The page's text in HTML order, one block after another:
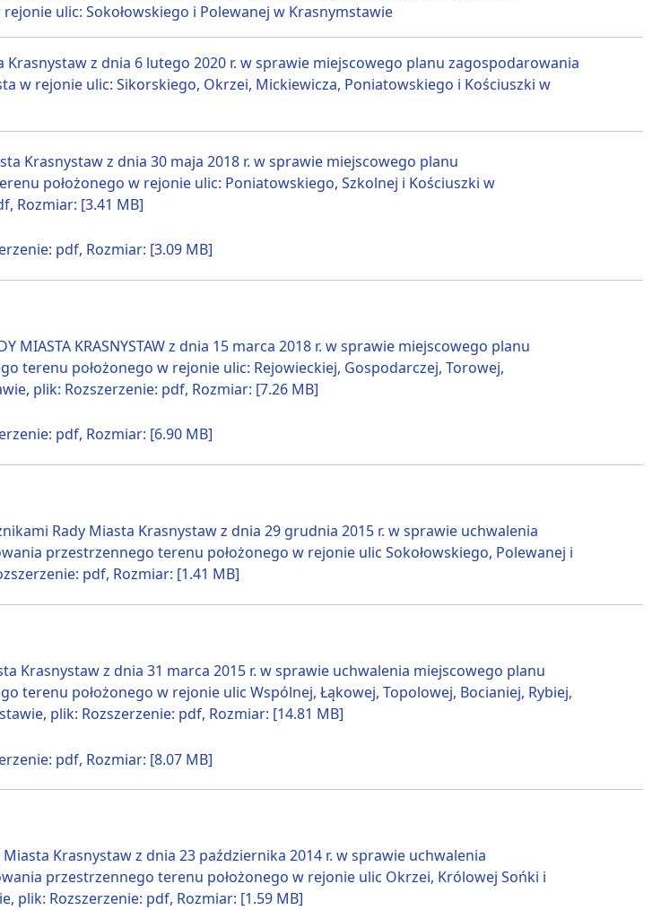
ulic: Sokołowskiego i Polewanej w Krasnymstawie
Krasnystaw z dnia 6 lutego 2020 r. w sprawie miejscowego planu zagospodarowania
w rejonie ulic: Sikorskiego, Okrzei, Mickiewicza, Poniatowskiego i Kościuszki w
Krasnystaw z dnia 30 maja 2018 r. w sprawie miejscowego planu
położonego w rejonie ulic: Poniatowskiego, Szkolnej i Kościuszki w
Rozmiar: [3.41 MB]
pdf, Rozmiar: [3.09 MB]
MIASTA KRASNYSTAW z dnia 15 marca 2018 r. w sprawie miejscowego planu
terenu położonego w rejonie ulic: Rejowieckiej, Gospodarczej, Torowej,
plik: Rozszerzenie: pdf, Rozmiar: [7.26 MB]
pdf, Rozmiar: [6.90 MB]
Rady Miasta Krasnystaw z dnia 29 grudnia 2015 r. w sprawie uchwalenia
przestrzennego terenu położonego w rejonie ulic Sokołowskiego, Polewanej i
pdf, Rozmiar: [1.41 MB]
Krasnystaw z dnia 31 marca 2015 r. w sprawie uchwalenia miejscowego planu
terenu położonego w rejonie ulic Wspólnej, Łąkowej, Topolowej, Bocianiej, Rybiej,
plik: Rozszerzenie: pdf, Rozmiar: [14.81 MB]
pdf, Rozmiar: [8.07 MB]
Miasta Krasnystaw z dnia 23 października 2014 r. w sprawie uchwalenia
przestrzennego terenu położonego w rejonie ulic Okrzei, Królowej Sońki i
plik: Rozszerzenie: pdf, Rozmiar: [1.59 MB]